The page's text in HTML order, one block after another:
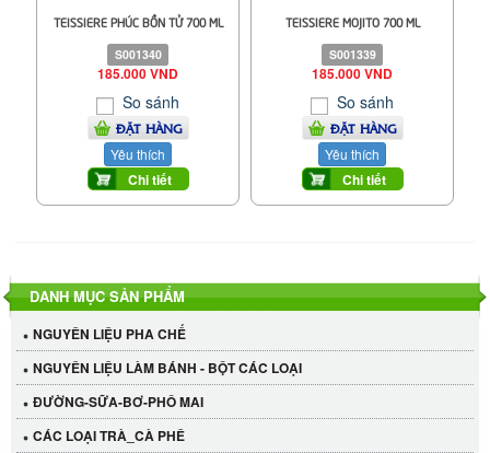
TEISSIERE PHÚC BỒN TỬ 700 ML
S001340
185.000 VND
So sánh
ĐẶT HÀNG
Yêu thích
Chi tiết
TEISSIERE MOJITO 700 ML
S001339
185.000 VND
So sánh
ĐẶT HÀNG
Yêu thích
Chi tiết
DANH MỤC SẢN PHẨM
NGUYÊN LIỆU PHA CHẾ
NGUYÊN LIỆU LÀM BÁNH - BỘT CÁC LOẠI
ĐƯỜNG-SỮA-BƠ-PHÔ MAI
CÁC LOẠI TRÀ_CÀ PHÊ